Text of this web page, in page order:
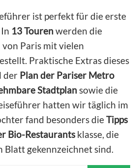
ist perfekt für die erste
13 Tourenwerden die
Paris mit vielen
Praktische Extras dieses
der Plan der Pariser Metro
Stadtplansowie die
hatten wir täglich im
fand besonders dieTipps
Bio-Restaurantsklasse, die
Blatt gekennzeichnet sind.